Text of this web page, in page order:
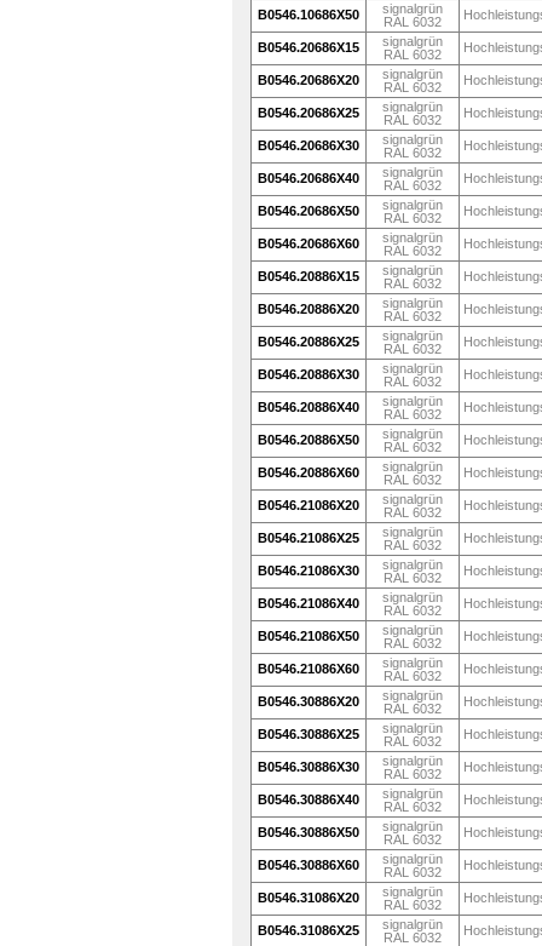
B0546.10686X50
signalgrün
RAL 6032
B0546.20686X15
signalgrün
RAL 6032
B0546.20686X20
signalgrün
RAL 6032
B0546.20686X25
signalgrün
RAL 6032
B0546.20686X30
signalgrün
RAL 6032
B0546.20686X40
signalgrün
RAL 6032
B0546.20686X50
signalgrün
RAL 6032
B0546.20686X60
signalgrün
RAL 6032
B0546.20886X15
signalgrün
RAL 6032
B0546.20886X20
signalgrün
RAL 6032
B0546.20886X25
signalgrün
RAL 6032
B0546.20886X30
signalgrün
RAL 6032
B0546.20886X40
signalgrün
RAL 6032
B0546.20886X50
signalgrün
RAL 6032
B0546.20886X60
signalgrün
RAL 6032
B0546.21086X20
signalgrün
RAL 6032
B0546.21086X25
signalgrün
RAL 6032
B0546.21086X30
signalgrün
RAL 6032
B0546.21086X40
signalgrün
RAL 6032
B0546.21086X50
signalgrün
RAL 6032
B0546.21086X60
signalgrün
RAL 6032
B0546.30886X20
signalgrün
RAL 6032
B0546.30886X25
signalgrün
RAL 6032
B0546.30886X30
signalgrün
RAL 6032
B0546.30886X40
signalgrün
RAL 6032
B0546.30886X50
signalgrün
RAL 6032
B0546.30886X60
signalgrün
RAL 6032
B0546.31086X20
signalgrün
RAL 6032
B0546.31086X25
signalgrün
RAL 6032